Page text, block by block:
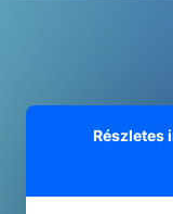
Részletes